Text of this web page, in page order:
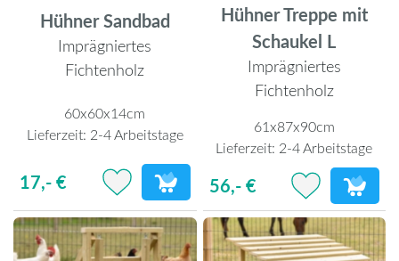
Hühner Sandbad
Imprägniertes
Fichtenholz
60x60x14cm
Lieferzeit: 2-4 Arbeitstage
17,- €
Hühner Treppe mit
Schaukel L
Imprägniertes
Fichtenholz
61x87x90cm
Lieferzeit: 2-4 Arbeitstage
56,- €